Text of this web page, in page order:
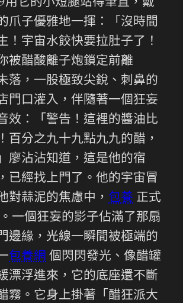
用它的小短腿站得筆直，戴
爪子優雅地一揮：「沒時間
！宇宙水餃快要拉肚子了！
被醋酸離子炮鎖定前離
落，一股極致尖銳、刺鼻的
門口灌入，伴隨著一個狂妄
效：「警告！這裡的醬油比
百分之九十九點九九的醋，
廖沾沾知道，這是他的宿
已經找上門了。他的宇宙冒
對蒜泥的焦慮中， 包養 正式
。一個狂妄的影子佔滿了那扇
邊緣，光線一瞬間被極端的
包養網 個閃閃發光、像醋罐
漂浮進來，它的底座還不斷
霧。它身上掛著「醋狂派大